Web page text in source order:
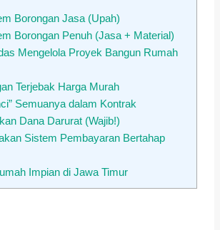
Borongan Jasa (Upah)
Borongan Penuh (Jasa + Material)
Mengelola Proyek Bangun Rumah
Terjebak Harga Murah
Semuanya dalam Kontrak
Dana Darurat (Wajib!)
Sistem Pembayaran Bertahap
Impian di Jawa Timur